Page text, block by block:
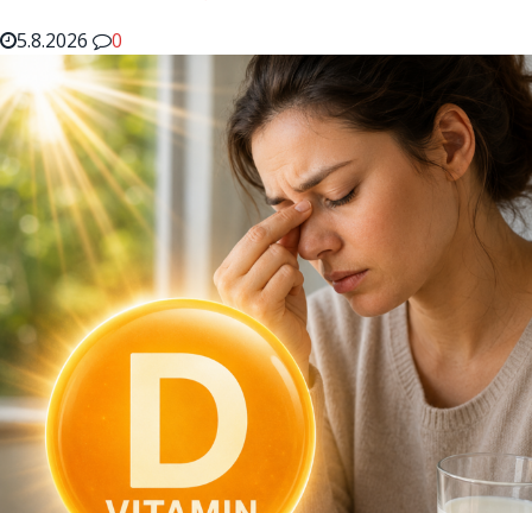
5.8.2026
0